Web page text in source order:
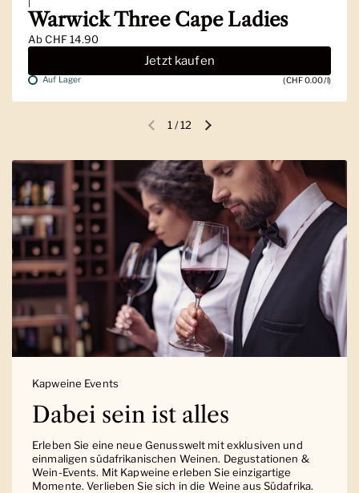
Warwick Three Cape Ladies
AbCHF 14.90
Jetzt kaufen
Auf Lager (CHF 0.00/l)
Vorherige FolieNächste Folie
1/12
Kapweine Events
Dabei sein ist alles
Erleben Sie eine neue Genusswelt mit exklusiven und
einmaligen südafrikanischen Weinen. Degustationen &
Wein-Events. Mit Kapweine erleben Sie einzigartige
Momente. Verlieben Sie sich in die Weine aus Südafrika.